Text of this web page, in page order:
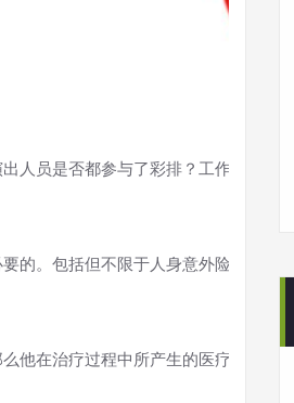
员是否都参与了彩排？工作人员的
要的。包括但不限于人身意外险、演出
在治疗过程中所产生的医疗费用，